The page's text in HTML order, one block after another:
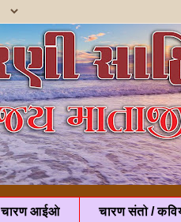
चारण आईओ चारण संतो /